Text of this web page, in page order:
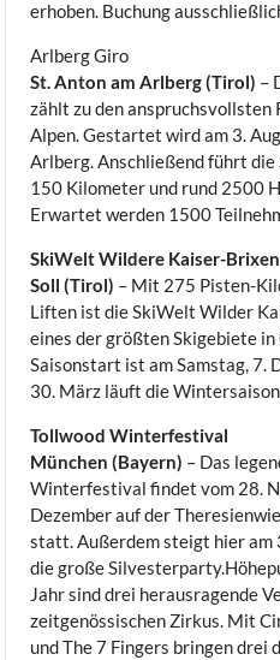
erhoben. Buchung
Arlberg Giro
St. Anton am Arlberg (Tirol) –
zählt zu den anspruchsvollsten
Alpen. Gestartet wird am 3.
Arlberg. Anschließend führt die
150 Kilometer und rund 2500
Erwartet werden 1500
SkiWelt Wildere Kaiser-
Soll (Tirol) – Mit 275 Pisten-
Liften ist die SkiWelt Wilder
eines der größten Skigebiete
Saisonstart ist am Samstag, 7.
30. März läuft die
Tollwood Winterfestival
München (Bayern) – Das
Winterfestival findet vom 28.
Dezember auf der
statt. Außerdem steigt hier am
die große
Jahr sind drei herausragende
zeitgenössischen Zirkus. Mit
und The 7 Fingers bringen drei